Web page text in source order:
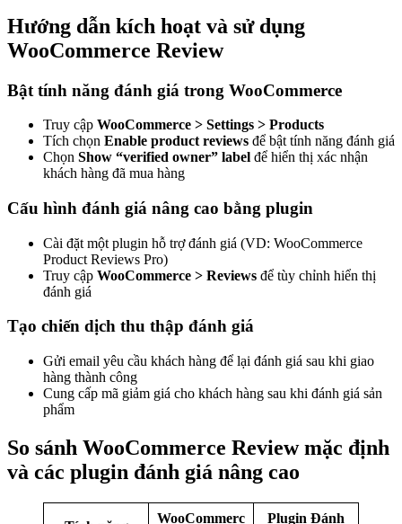
Hướng dẫn kích hoạt và sử dụng
WooCommerce Review
Bật tính năng đánh giá trong WooCommerce
Truy cập WooCommerce > Settings > Products
Tích chọn Enable product reviews để bật tính năng đánh giá
Chọn Show “verified owner” label để hiển thị xác nhận
khách hàng đã mua hàng
Cấu hình đánh giá nâng cao bằng plugin
Cài đặt một plugin hỗ trợ đánh giá (VD: WooCommerce
Product Reviews Pro)
Truy cập WooCommerce > Reviews để tùy chỉnh hiển thị
đánh giá
Tạo chiến dịch thu thập đánh giá
Gửi email yêu cầu khách hàng để lại đánh giá sau khi giao
hàng thành công
Cung cấp mã giảm giá cho khách hàng sau khi đánh giá sản
phẩm
So sánh WooCommerce Review mặc định
và các plugin đánh giá nâng cao
WooCommerc
Plugin Đánh